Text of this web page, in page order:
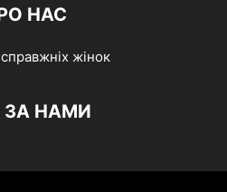
НАС
жінок
ЗА НАМИ